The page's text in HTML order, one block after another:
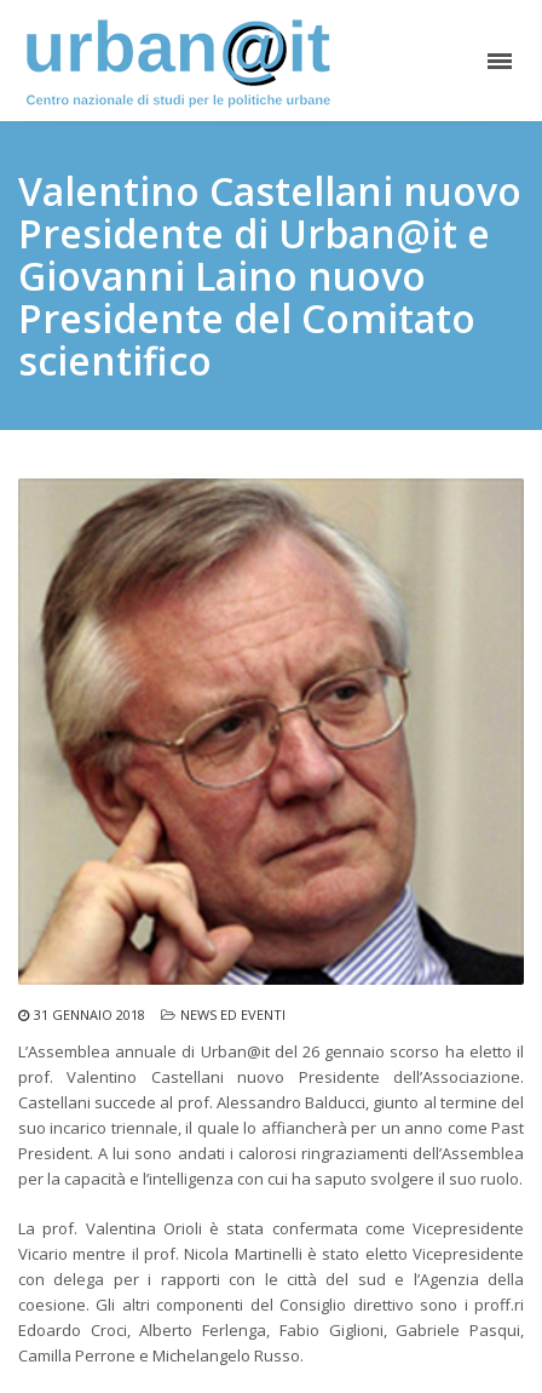
Valentino Castellani nuovo
Presidente di Urban@it e
Giovanni Laino nuovo
Presidente del Comitato
scientifico
31 GENNAIO 2018 NEWS ED EVENTI
L’Assemblea annuale di Urban@it del 26 gennaio scorso ha eletto il
prof. Valentino Castellani nuovo Presidente dell’Associazione.
Castellani succede al prof. Alessandro Balducci, giunto al termine del
suo incarico triennale, il quale lo affiancherà per un anno come Past
President. A lui sono andati i calorosi ringraziamenti dell’Assemblea
per la capacità e l’intelligenza con cui ha saputo svolgere il suo ruolo.
La prof. Valentina Orioli è stata confermata come Vicepresidente
Vicario mentre il prof. Nicola Martinelli è stato eletto Vicepresidente
con delega per i rapporti con le città del sud e l’Agenzia della
coesione. Gli altri componenti del Consiglio direttivo sono i proff.ri
Edoardo Croci, Alberto Ferlenga, Fabio Giglioni, Gabriele Pasqui,
Camilla Perrone e Michelangelo Russo.